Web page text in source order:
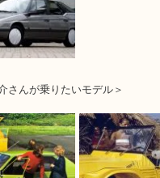
さんが乗りたいモデル＞